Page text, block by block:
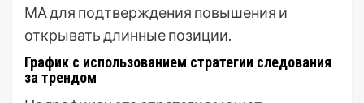
МА для подтверждения повышения и
открывать длинные позиции.
График с использованием стратегии следования
за трендом